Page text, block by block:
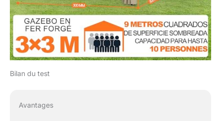
Bilan du test
Avantages